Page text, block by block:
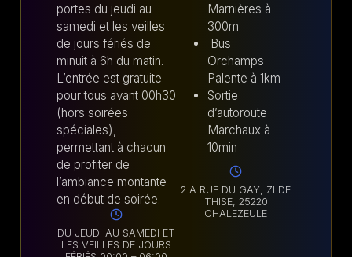
portes du jeudi au
samedi et les veilles
de jours fériés de
minuit à 6h du matin.
L’entrée est gratuite
pour tous avant 00h30
(hors soirées
spéciales),
permettant à chacun
de profiter de
l’ambiance montante
en début de soirée.
DU JEUDI AU SAMEDI ET
LES VEILLES DE JOURS
Marnières à
300m
Bus
Orchamps–
Palente à 1km
Sortie
d’autoroute
Marchaux à
10min
2 A RUE DU GAY, ZI DE
THISE, 25220
CHALEZEULE